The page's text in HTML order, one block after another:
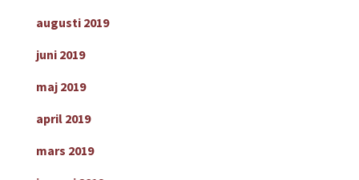
augusti 2019
juni 2019
maj 2019
april 2019
mars 2019